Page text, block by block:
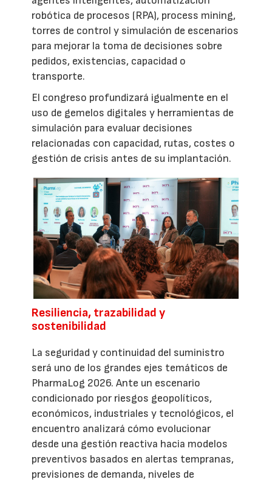
robótica de procesos (RPA), process mining,
torres de control y simulación de escenarios
para mejorar la toma de decisiones sobre
pedidos, existencias, capacidad o
transporte.
El congreso profundizará igualmente en el
uso de gemelos digitales y herramientas de
simulación para evaluar decisiones
relacionadas con capacidad, rutas, costes o
gestión de crisis antes de su implantación.
Resiliencia, trazabilidad y
sostenibilidad
La seguridad y continuidad del suministro
será uno de los grandes ejes temáticos de
PharmaLog 2026. Ante un escenario
condicionado por riesgos geopolíticos,
económicos, industriales y tecnológicos, el
encuentro analizará cómo evolucionar
desde una gestión reactiva hacia modelos
preventivos basados en alertas tempranas,
previsiones de demanda, niveles de